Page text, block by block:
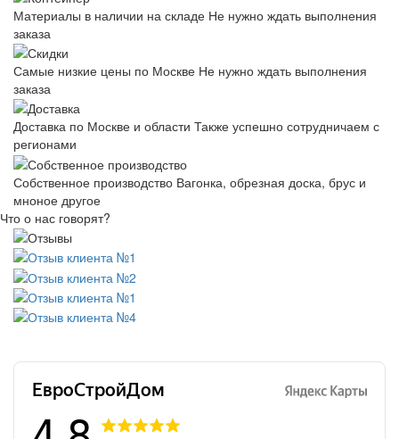
Материалы в наличии на складе Не нужно ждать выполнения
заказа
Самые низкие цены по Москве Не нужно ждать выполнения
заказа
Доставка по Москве и области Также успешно сотрудничаем с
регионами
Собственное производство Вагонка, обрезная доска, брус и
мноное другое
Что о нас говорят?